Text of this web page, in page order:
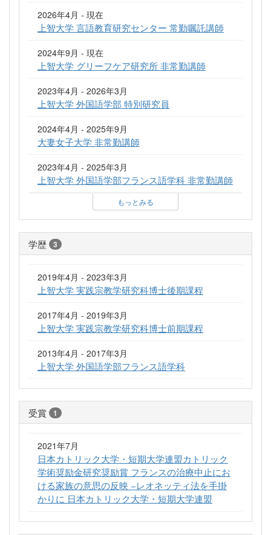
2026年4月 - 現在
上智大学 言語教育研究センター 常勤嘱託講師
2024年9月 - 現在
上智大学 グリーフケア研究所 非常勤講師
2023年4月 - 2026年3月
上智大学 外国語学部 特別研究員
2024年4月 - 2025年9月
大妻女子大学 非常勤講師
2023年4月 - 2025年3月
上智大学 外国語学部フランス語学科 非常勤講師
もっとみる
学歴 3
2019年4月 - 2023年3月
上智大学 実践宗教学研究科博士後期課程
2017年4月 - 2019年3月
上智大学 実践宗教学研究科博士前期課程
2013年4月 - 2017年3月
上智大学 外国語学部フランス語学科
受賞 1
2021年7月
日本カトリック大学・短期大学連盟カトリック
学術奨励金研究奨励賞 フランスの治療中止にお
ける家族の意思の反映 −レオネッティ法を手掛
かりに 日本カトリック大学・短期大学連盟